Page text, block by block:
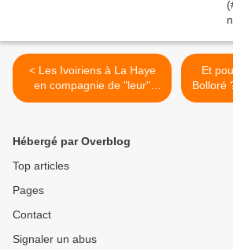
< Les Ivoiriens à La Haye
en compagnie de "leur"
Président Gbagbo -
Et
Bolloré
Hébergé par Overblog
Top articles
Pages
Contact
Signaler un abus